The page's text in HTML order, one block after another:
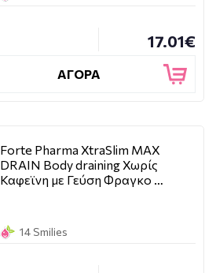
17.01€
ΑΓΟΡΑ
Forte Pharma XtraSlim ΜΑΧ
DRAIN Body draining Χωρίς
Καφεϊνη με Γεύση Φραγκο …
14 Smilies